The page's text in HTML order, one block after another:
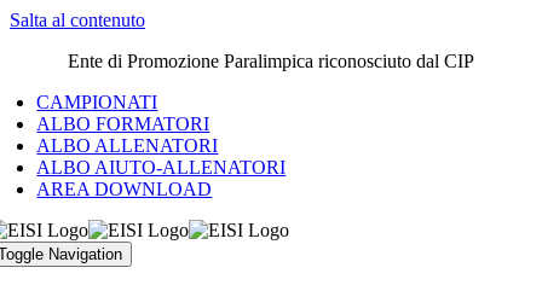
Salta al contenuto
Ente di Promozione Paralimpica riconosciuto dal CIP
CAMPIONATI
ALBO FORMATORI
ALBO ALLENATORI
ALBO AIUTO-ALLENATORI
AREA DOWNLOAD
Navigation